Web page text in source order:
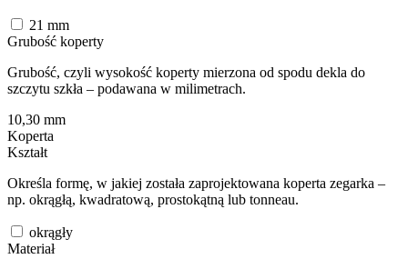
21 mm
Grubość koperty
Grubość, czyli wysokość koperty mierzona od spodu dekla do
szczytu szkła – podawana w milimetrach.
10,30 mm
Koperta
Kształt
Określa formę, w jakiej została zaprojektowana koperta zegarka –
np. okrągłą, kwadratową, prostokątną lub tonneau.
okrągły
Materiał